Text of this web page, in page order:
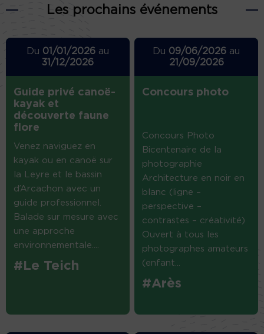
Les prochains événements
Du 01/01/2026au
31/12/2026
Guide privé canoë-
kayak et
découverte faune
flore
Venez naviguez en
kayak ou en canoë sur
la Leyre et le bassin
d’Arcachon avec un
guide professionnel.
Balade sur mesure avec
une approche
environnementale....
#Le Teich
Du 09/06/2026 au
21/09/2026
Concours photo
Concours Photo
Bicentenaire de la
photographie
Architecture en noir en
blanc (ligne –
perspective –
contrastes – créativité)
Ouvert à tous les
photographes amateurs
(enfant...
#Arès